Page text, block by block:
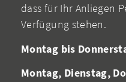
dass für Ihr Anliegen
Verfügung stehen.
Montag bis
Montag, Dienstag,